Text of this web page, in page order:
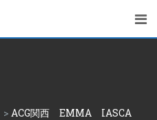
> ACG関西 EMMA IASCA